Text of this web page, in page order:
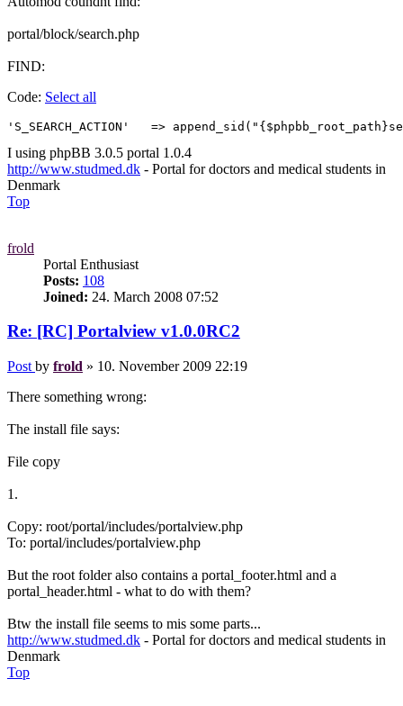
portal/block/search.php
FIND:
Code: Select all
'S_SEARCH_ACTION'   =>
I using phpBB 3.0.5 portal 1.0.4
http://www.studmed.dk - Portal for doctors and medical students in
Denmark
Top
frold
Portal Enthusiast
Posts: 108
Joined: 24. March 2008 07:52
Re: [RC] Portalview v1.0.0RC2
Post by frold » 10. November 2009 22:19
There something wrong:
The install file says:
File copy
1.
Copy: root/portal/includes/portalview.php
To: portal/includes/portalview.php
But the root folder also contains a portal_footer.html and a
portal_header.html - what to do with them?
Btw the install file seems to mis some parts...
http://www.studmed.dk - Portal for doctors and medical students in
Denmark
Top